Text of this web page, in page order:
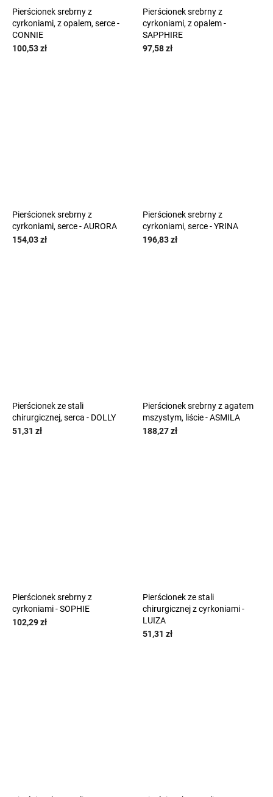
Pierścionek srebrny z
cyrkoniami, z opalem, serce -
CONNIE
100,53 zł
Pierścionek srebrny z
cyrkoniami, z opalem -
SAPPHIRE
97,58 zł
Pierścionek srebrny z
cyrkoniami, serce - AURORA
154,03 zł
Pierścionek srebrny z
cyrkoniami, serce - YRINA
196,83 zł
Pierścionek ze stali
chirurgicznej, serca - DOLLY
51,31 zł
Pierścionek srebrny z agatem
mszystym, liście - ASMILA
188,27 zł
Pierścionek srebrny z
cyrkoniami - SOPHIE
102,29 zł
Pierścionek ze stali
chirurgicznej z cyrkoniami -
LUIZA
51,31 zł